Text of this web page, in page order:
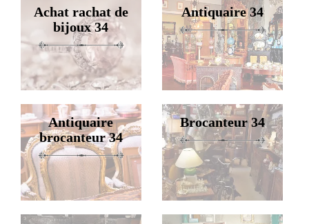
Achat rachat de
bijoux 34
Antiquaire 34
Antiquaire
brocanteur 34
Brocanteur 34